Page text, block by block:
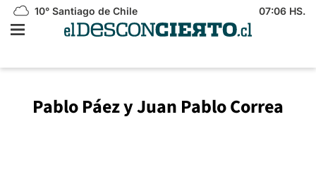
10° Santiago de Chile 07:06 HS.
Pablo Páez y Juan Pablo Correa